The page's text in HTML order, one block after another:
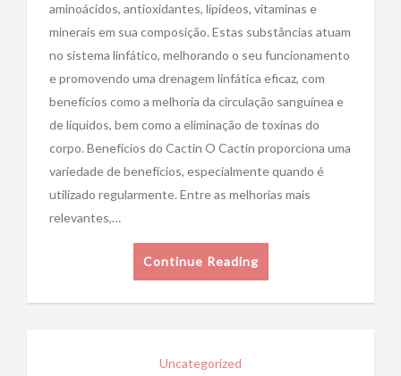
aminoácidos, antioxidantes, lipídeos, vitaminas e
minerais em sua composição. Estas substâncias atuam
no sistema linfático, melhorando o seu funcionamento
e promovendo uma drenagem linfática eficaz, com
benefícios como a melhoria da circulação sanguínea e
de líquidos, bem como a eliminação de toxinas do
corpo. Benefícios do Cactin O Cactin proporciona uma
variedade de benefícios, especialmente quando é
utilizado regularmente. Entre as melhorias mais
relevantes,…
Continue Reading
Uncategorized